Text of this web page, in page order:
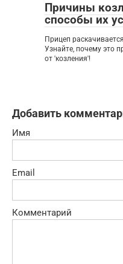
Причины
способы их
Прицеп
Узнайте, почему это
от 'козления'!
Добавить
Имя
Email
Комментарий